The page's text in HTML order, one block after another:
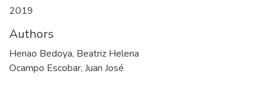
2019
Authors
Henao Bedoya, Beatriz Helena
Ocampo Escobar, Juan José